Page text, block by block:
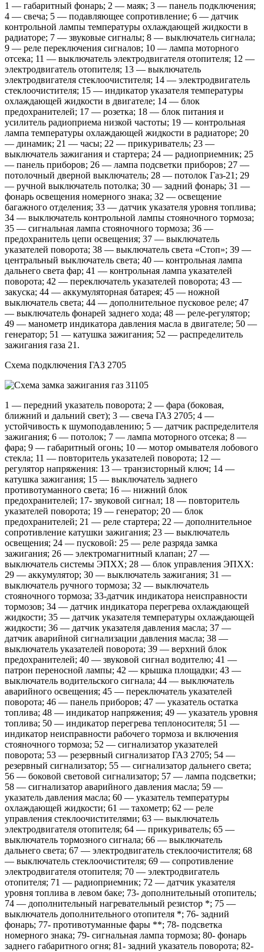
1 — габаритный фонарь; 2 — маяк; 3 — панель подключения;
4 — свеча; 5 — подавляющее сопротивление; 6 — датчик
контрольной лампы температуры охлаждающей жидкости в
радиаторе; 7 — звуковые сигналы; 8 — выключатель сигнала;
9 — реле переключения сигналов; 10 — лампа моторного
отсека; 11 — выключатель электродвигателя отопителя; 12 —
электродвигатель отопителя; 13 — выключатель
электродвигателя стеклоочистителя; 14 — электродвигатель
стеклоочистителя; 15 — индикатор указателя температуры
охлаждающей жидкости в двигателе; 14 — блок
предохранителей; 17 — розетка; 18 — блок питания и
усилитель радиоприема низкой частоты; 19 — контрольная
лампа температуры охлаждающей жидкости в радиаторе; 20
— динамик; 21 — часы; 22 — прикуриватель; 23 —
выключатель зажигания и стартера; 24 — радиоприемник; 25
— панель приборов; 26 — лампа подсветки приборов; 27 —
потолочный дверной выключатель; 28 — потолок Газ-21; 29
— ручной выключатель потолка; 30 — задний фонарь; 31 —
фонарь освещения номерного знака; 32 — освещение
багажного отделения; 33 — датчик указателя уровня топлива;
34 — выключатель контрольной лампы стояночного тормоза;
35 — сигнальная лампа стояночного тормоза; 36 —
предохранитель цепи освещения; 37 — выключатель
указателей поворота; 38 — выключатель света «Стоп»; 39 —
центральный выключатель света; 40 — контрольная лампа
дальнего света фар; 41 — контрольная лампа указателей
поворота; 42 — переключатель указателей поворота; 43 —
закуска; 44 — аккумуляторная батарея; 45 — ножной
выключатель света; 44 — дополнительное пусковое реле; 47
— выключатель фонарей заднего хода; 48 — реле-регулятор;
49 — манометр индикатора давления масла в двигателе; 50 —
генератор; 51 — катушка зажигания; 52 — распределитель
зажигания газа 21.
Схема подключения ГАЗ 2705
1 — передний указатель поворота; 2 — фара (боковая,
ближний и дальний свет); 3 — свеча ГАЗ 2705; 4 —
устойчивость к шумоподавлению; 5 — датчик распределителя
зажигания; 6 — потолок; 7 — лампа моторного отсека; 8 —
фара; 9 — габаритный огонь; 10 — мотор омывателя лобового
стекла; 11 — повторитель указателей поворота; 12 —
регулятор напряжения: 13 — транзисторный ключ; 14 —
катушка зажигания; 15 — выключатель заднего
противотуманного света; 16 — нижний блок
предохранителей; 17- звуковой сигнал; 18 — повторитель
указателей поворота; 19 — генератор; 20 — блок
предохранителей; 21 — реле стартера; 22 — дополнительное
сопротивление катушки зажигания; 23 — выключатель
освещения; 24 — пусковой: 25 — реле разряда замка
зажигания; 26 — электромагнитный клапан; 27 —
выключатель системы ЭПХХ; 28 — блок управления ЭПХХ:
29 — аккумулятор; 30 — выключатель зажигания; 31 —
выключатель ручного тормоза; 32 — выключатель
стояночного тормоза; 33-датчик индикатора неисправности
тормозов; 34 — датчик индикатора перегрева охлаждающей
жидкости; 35 — датчик указателя температуры охлаждающей
жидкости; 36 — датчик указателя давления масла; 37 —
датчик аварийной сигнализации давления масла; 38 —
выключатель указателей поворота; 39 — верхний блок
предохранителей; 40 — звуковой сигнал водителю; 41 —
патрон переносной лампы; 42 — крышка площадки; 43 —
выключатель водительского сигнала; 44 — выключатель
аварийного освещения; 45 — переключатель указателей
поворота; 46 — панель приборов; 47 — указатель остатка
топлива; 48 — индикатор напряжения; 49 — указатель уровня
топлива; 50 — индикатор перегрева теплоносителя; 51 —
индикатор неисправности рабочего тормоза и включения
стояночного тормоза; 52 — сигнализатор указателей
поворота; 53 — резервный сигнализатор ГАЗ 2705; 54 —
резервный сигнализатор; 55 — сигнализатор дальнего света;
56 — боковой световой сигнализатор; 57 — лампа подсветки;
58 — сигнализатор аварийного давления масла; 59 —
указатель давления масла; 60 — указатель температуры
охлаждающей жидкости; 61 — тахометр; 62 — реле
управления стеклоочистителями; 63 — выключатель
электродвигателя отопителя; 64 — прикуриватель; 65 —
выключатель тормозного сигнала; 66 — выключатель
дальнего света; 67 — электродвигатель стеклоочистителя; 68
— выключатель стеклоочистителя; 69 — сопротивление
электродвигателя отопителя; 70 — электродвигатель
отопителя; 71 — радиоприемник; 72 — датчик указателя
уровня топлива в левом баке; 73- дополнительный отопитель;
74 — дополнительный нагревательный резистор *; 75 —
выключатель дополнительного отопителя *; 76- задний
фонарь; 77- противотуманные фары **; 78- подсветка
номерного знака; 79- сигнальная лампа тормоза; 80- фонарь
заднего габаритного огня; 81- задний указатель поворота; 82-